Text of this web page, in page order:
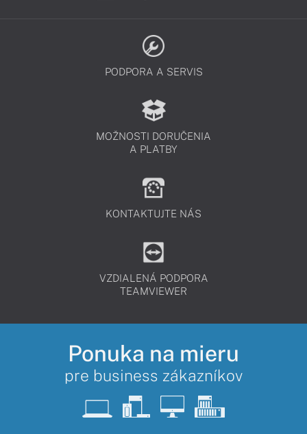
PODPORA A SERVIS
MOŽNOSTI DORUČENIA
A PLATBY
KONTAKTUJTE NÁS
VZDIALENÁ PODPORA
TEAMVIEWER
Ponuka na mieru
pre business zákazníkov